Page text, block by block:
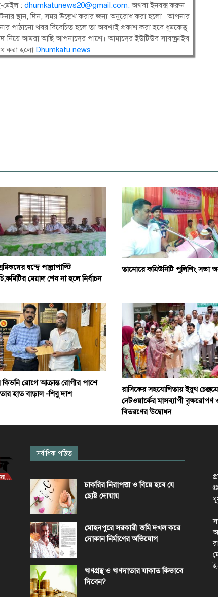
মেইল : dhumkatunews20@gmail.com. অথবা ইনবক্স করুন
স্থান, দিন, সময় উল্লেখ করার জন্য অনুরোধ করা হলো। আপনার
পাঠানো খবর বিবেচিত হলে তা অবশ্যই প্রকাশ করা হবে ধূমকেতু
নিয়ে আমরা আছি আপনাদের পাশে। আমাদের ইউটিউব সাবস্ক্রাইব
করা হলো Dhumkatu news
দ্বন্দ্বে পাল্লাপাল্টি
মেয়াদ শেষ না হলে নির্বাচন
তানোরে কমিউনিটি পুলিশিং সভা
রোগে আক্রান্ত রোগীর পাশে
হাত বাড়াল -শিবু দাশ
রাসিকের সহযোগিতায় ইয়ুথ
নেটওয়ার্কের মাসব্যাপী বৃক্ষরোপণ
বিতরণের উদ্বোধন
সর্বাধিক পঠিত
চাকরির নিরাপত্তা ও বিয়ে হবে যে
ছোট্ট দোয়ায়
মোহনপুরে সরকারী জমি দখল করে
দোকান নির্মাণের অভিযোগ
ঋণগ্রস্থ ও ঋণদাতার যাকাত কিভাবে
দিবেন?
©